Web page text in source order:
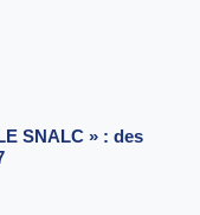
SNALC » : des